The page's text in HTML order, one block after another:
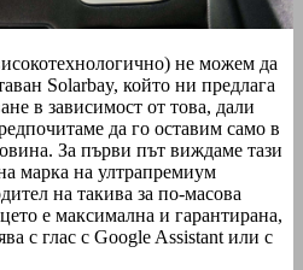
не можем да
Solarbay, който ни предлага
в зависимост от това, дали
да го оставим само в
За първи път виждаме тази
марка на ултрапремиум
на такива за по-масова
е максимална и гарантирана,
с глас с Google Assistant или с